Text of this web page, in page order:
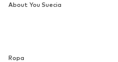
Ropa
About You Suecia